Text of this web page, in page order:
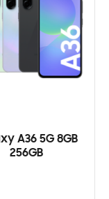
A36 5G 8GB
256GB